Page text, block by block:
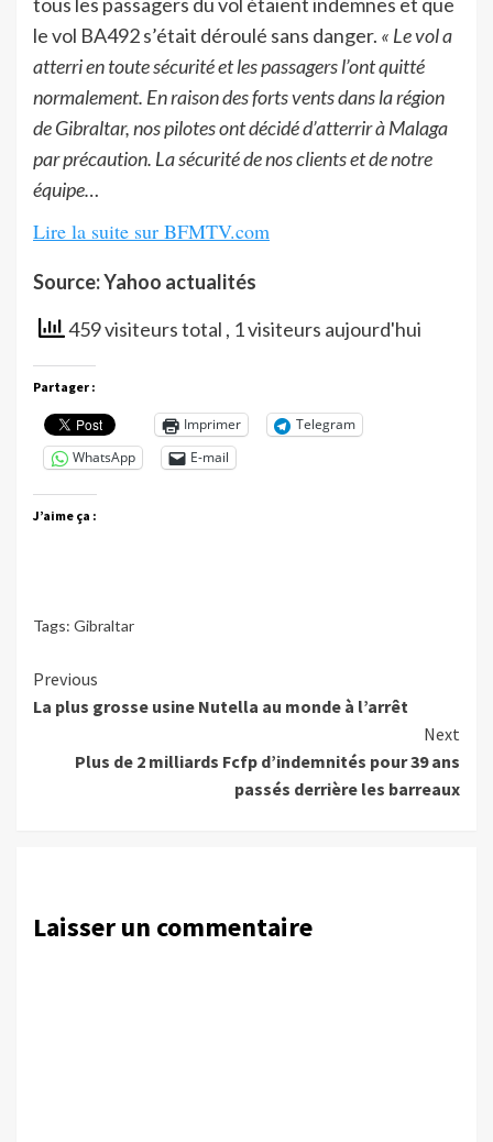
le vol BA492 s’était déroulé sans danger. « Le vol a
atterri en toute sécurité et les passagers l’ont quitté
normalement. En raison des forts vents dans la région
de Gibraltar, nos pilotes ont décidé d’atterrir à Malaga
par précaution. La sécurité de nos clients et de notre
équipe…
Lire la suite sur BFMTV.com
Source: Yahoo actualités
459 visiteurs total , 1 visiteurs aujourd'hui
Partager :
Imprimer
Telegram
WhatsApp
E-mail
J’aime ça :
Tags: Gibraltar
Continue
Reading
Previous
La plus grosse usine Nutella au monde à l’arrêt
Next
Plus de 2 milliards Fcfp d’indemnités pour 39 ans
passés derrière les barreaux
Laisser un commentaire